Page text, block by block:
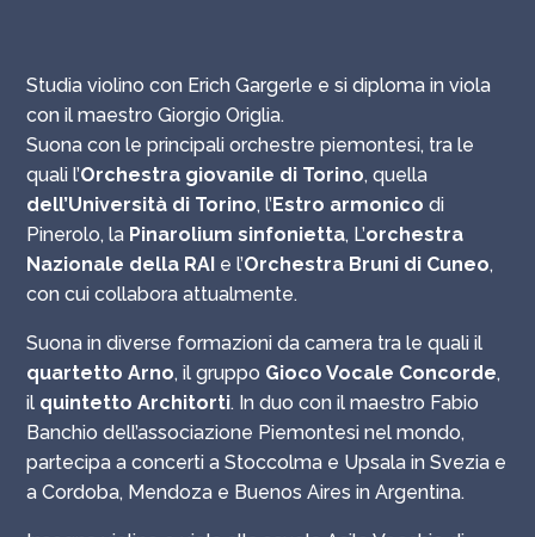
Studia violino con Erich Gargerle e si diploma in viola
con il maestro Giorgio Origlia.
Suona con le principali orchestre piemontesi, tra le
quali l’Orchestra giovanile di Torino, quella
dell’Università di Torino, l’Estro armonico di
Pinerolo, la Pinarolium sinfonietta, L’orchestra
Nazionale della RAI e l’Orchestra Bruni di Cuneo,
con cui collabora attualmente.
Suona in diverse formazioni da camera tra le quali il
quartetto Arno, il gruppo Gioco Vocale Concorde,
il quintetto Architorti. In duo con il maestro Fabio
Banchio dell’associazione Piemontesi nel mondo,
partecipa a concerti a Stoccolma e Upsala in Svezia e
a Cordoba, Mendoza e Buenos Aires in Argentina.